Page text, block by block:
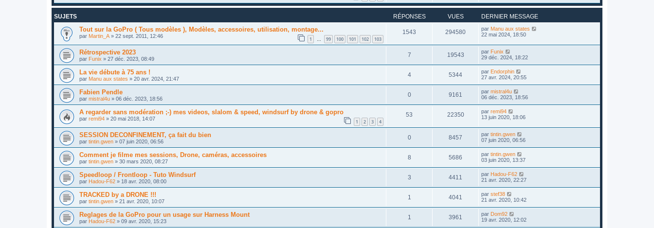
SUJETS RÉPONSES VUES DERNIER MESSAGE
Tout sur la GoPro ( Tous modèles ), Modèles, accessoires, utilisation, montage...
par Martin_A » 22 sept. 2011, 12:46 1 … 99 100 101 102 103
1543 294580 par Manu aux states
22 mai 2024, 18:50
Rétrospective 2023
par Funix » 27 déc. 2023, 08:49
7 19543 par Funix
29 déc. 2024, 18:22
La vie débute à 75 ans !
par Manu aux states » 20 avr. 2024, 21:47
4 5344 par Endorphin
27 avr. 2024, 20:55
Fabien Pendle
par mistral4u » 06 déc. 2023, 18:56
0 9161 par mistral4u
06 déc. 2023, 18:56
A regarder sans modération ;-) mes videos, slalom & speed, windsurf by drone & gopro
par remi94 » 20 mai 2018, 14:07 1 2 3 4
53 22350 par remi94
13 juin 2020, 18:06
SESSION DECONFINEMENT, ça fait du bien
par tintin.gwen » 07 juin 2020, 06:56
0 8457 par tintin.gwen
07 juin 2020, 06:56
Comment je filme mes sessions, Drone, caméras, accessoires
par tintin.gwen » 30 mars 2020, 08:27
8 5686 par tintin.gwen
03 juin 2020, 13:37
Speedloop / Frontloop - Tuto Windsurf
par Hadou-F62 » 18 avr. 2020, 08:00
3 4411 par Hadou-F62
21 avr. 2020, 22:27
TRACKED by a DRONE !!!
par tintin.gwen » 21 avr. 2020, 10:07
1 4041 par stef38
21 avr. 2020, 10:42
Reglages de la GoPro pour un usage sur Harness Mount
par Hadou-F62 » 09 avr. 2020, 15:23
1 3961 par Dom92
19 avr. 2020, 12:02